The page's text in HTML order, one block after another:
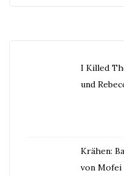
I Killed
und
Krähen:
von Mofei